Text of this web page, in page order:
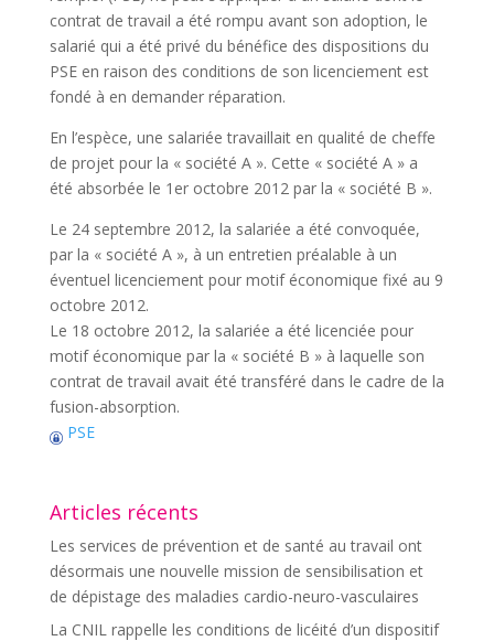
contrat de travail a été rompu avant son adoption, le
salarié qui a été privé du bénéfice des dispositions du
PSE en raison des conditions de son licenciement est
fondé à en demander réparation.
En l’espèce, une salariée travaillait en qualité de cheffe
de projet pour la « société A ». Cette « société A » a
été absorbée le 1er octobre 2012 par la « société B ».
Le 24 septembre 2012, la salariée a été convoquée,
par la « société A », à un entretien préalable à un
éventuel licenciement pour motif économique fixé au 9
octobre 2012.
Le 18 octobre 2012, la salariée a été licenciée pour
motif économique par la « société B » à laquelle son
contrat de travail avait été transféré dans le cadre de la
fusion-absorption.
PSE
Articles récents
Les services de prévention et de santé au travail ont
désormais une nouvelle mission de sensibilisation et
de dépistage des maladies cardio-neuro-vasculaires
La CNIL rappelle les conditions de licéité d’un dispositif